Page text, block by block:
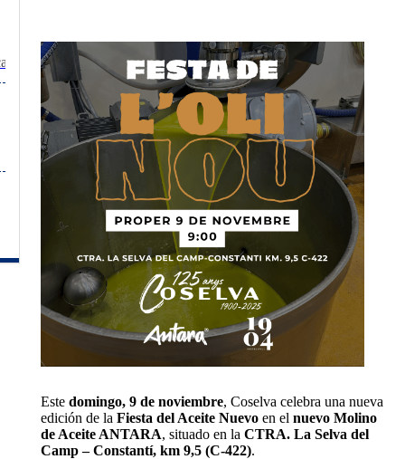
Este domingo, 9 de noviembre, Coselva celebra una nueva
edición de la Fiesta del Aceite Nuevoen el nuevo Molino
de Aceite ANTARA, situado en la CTRA. La Selva del
Camp – Constantí, km 9,5 (C-422).